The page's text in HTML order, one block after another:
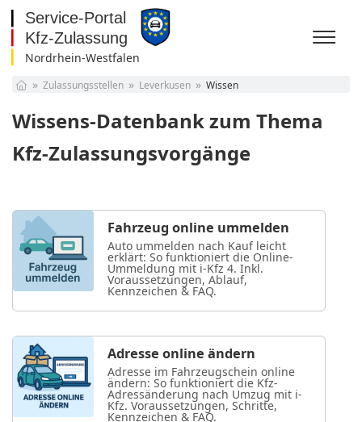
Nordrhein-Westfalen
Bayern
Brandenburg
Bremen
Hamburg
Vorpommern
Niedersachsen
Nordrhein-Westfalen
Rheinland-Pfalz
Saarland
Sachsen
Thüringen
Zulassungsstellen Leverkusen Wissen
Wissens-Datenbank zum Thema
Kfz-Zulassungsvorgänge
Fahrzeug online ummelden
Auto ummelden nach Kauf leicht
erklärt: So funktioniert die Online-
Ummeldung mit i-Kfz 4. Inkl.
Voraussetzungen, Ablauf,
Kennzeichen & FAQ.
Adresse online ändern
Adresse im Fahrzeugschein online
ändern: So funktioniert die Kfz-
Adressänderung nach Umzug mit i-
Kfz. Voraussetzungen, Schritte,
Kennzeichen & FAQ.